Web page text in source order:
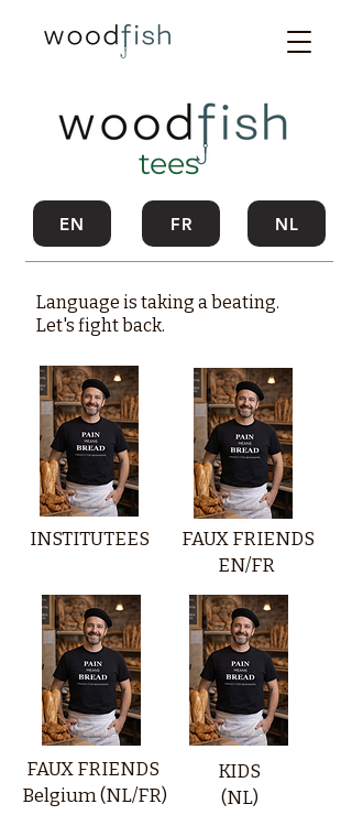
tees
EN FR NL
Language is taking a beating.
Let's fight back.
INSTITUTEES
FAUX FRIENDS
EN/FR
FAUX FRIENDS
Belgium (NL/FR)
KIDS
(NL)